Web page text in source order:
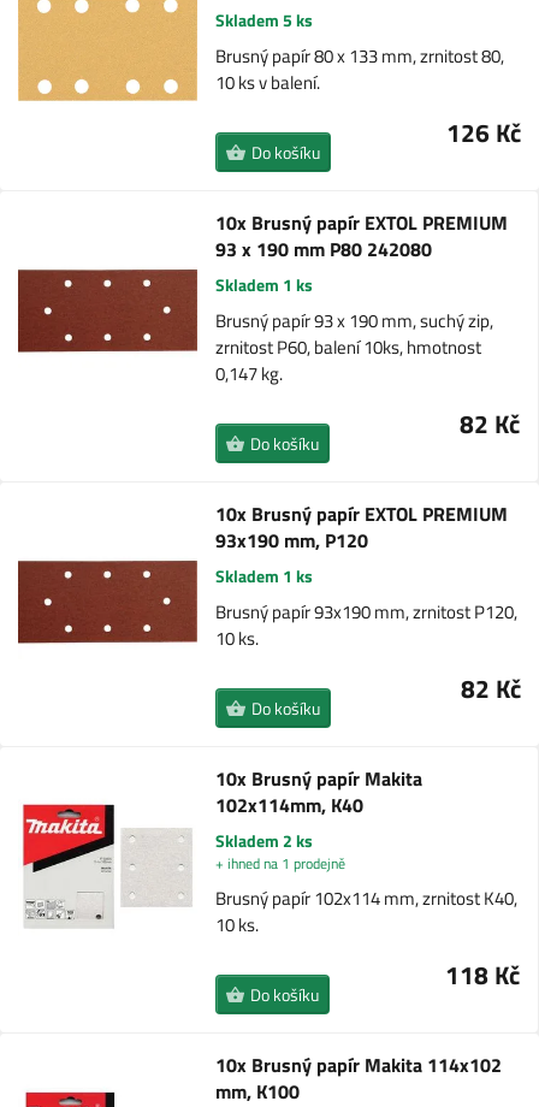
Skladem 5 ks
Brusný papír 80 x 133 mm, zrnitost 80,
10 ks v balení.
126 Kč
Do košíku
10x Brusný papír EXTOL PREMIUM
93 x 190 mm P80 242080
Skladem 1 ks
Brusný papír 93 x 190 mm, suchý zip,
zrnitost P60, balení 10ks, hmotnost
0,147 kg.
82 Kč
Do košíku
10x Brusný papír EXTOL PREMIUM
93x190 mm, P120
Skladem 1 ks
Brusný papír 93x190 mm, zrnitost P120,
10 ks.
82 Kč
Do košíku
10x Brusný papír Makita
102x114mm, K40
Skladem 2 ks
+ ihned na 1 prodejně
Brusný papír 102x114 mm, zrnitost K40,
10 ks.
118 Kč
Do košíku
10x Brusný papír Makita 114x102
mm, K100